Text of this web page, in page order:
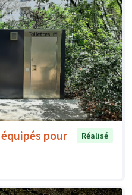
pour
Réalisé